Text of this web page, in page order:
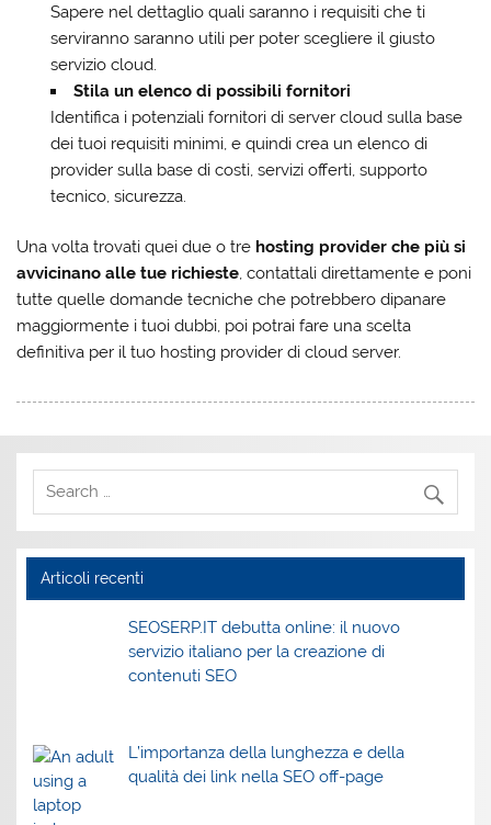
Sapere nel dettaglio quali saranno i requisiti che ti
serviranno saranno utili per poter scegliere il giusto
servizio cloud.
Stila un elenco di possibili fornitori
Identifica i potenziali fornitori di server cloud sulla base
dei tuoi requisiti minimi, e quindi crea un elenco di
provider sulla base di costi, servizi offerti, supporto
tecnico, sicurezza.
Una volta trovati quei due o tre hosting provider che più si
avvicinano alle tue richieste, contattali direttamente e poni
tutte quelle domande tecniche che potrebbero dipanare
maggiormente i tuoi dubbi, poi potrai fare una scelta
definitiva per il tuo hosting provider di cloud server.
Articoli recenti
SEOSERP.IT debutta online: il nuovo
servizio italiano per la creazione di
contenuti SEO
L’importanza della lunghezza e della
qualità dei link nella SEO off-page